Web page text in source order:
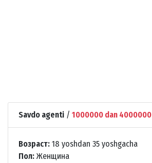
Savdo agenti / 1000000 dan 4000000
Возраст: 18 yoshdan 35 yoshgacha
Пол: Женщина